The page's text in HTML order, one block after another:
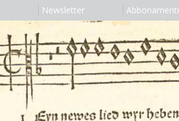
Newsletter Abbonamenti